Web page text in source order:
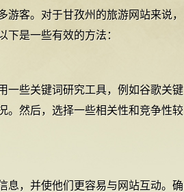
客。对于甘孜州的旅游网站来说，
是一些有效的方法：
一些关键词研究工具，例如谷歌关键
。然后，选择一些相关性和竞争性较
息，并使他们更容易与网站互动。确